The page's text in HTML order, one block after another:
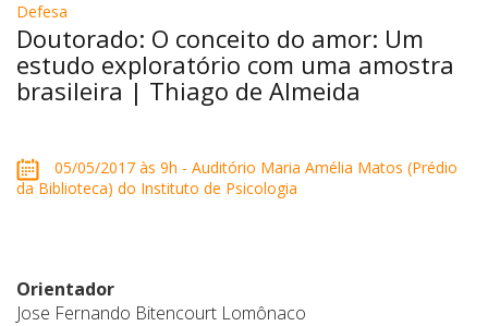
Defesa
Doutorado: O conceito do amor: Um
estudo exploratório com uma amostra
brasileira | Thiago de Almeida
05/05/2017 às 9h - Auditório Maria Amélia Matos (Prédio
da Biblioteca) do Instituto de Psicologia
Orientador
Jose Fernando Bitencourt Lomônaco